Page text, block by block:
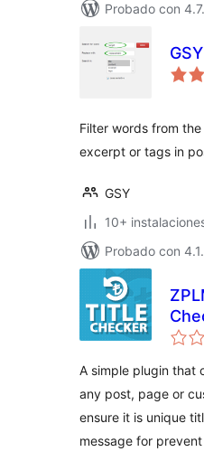
Probado con
Filter words from
excerpt or tags in
GSY
10+
Probado con
A simple plugin that
any post, page or
ensure it is unique
message for